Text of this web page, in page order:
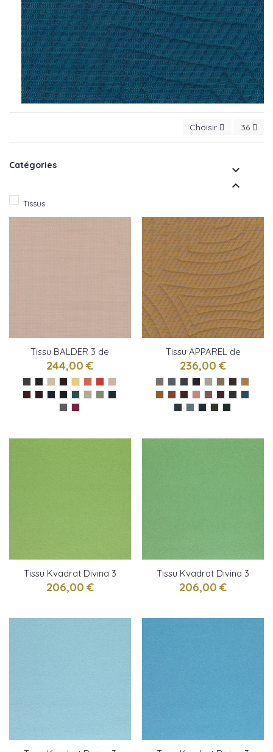
Choisir 36
Catégories


Tissus
Tissu BALDER 3 de
Kvadrat
244,00 €
Tissu APPAREL de
Kvadrat
236,00 €
Tissu Kvadrat Divina 3
vert prairie
206,00 €
Tissu Kvadrat Divina 3
absinthe
206,00 €